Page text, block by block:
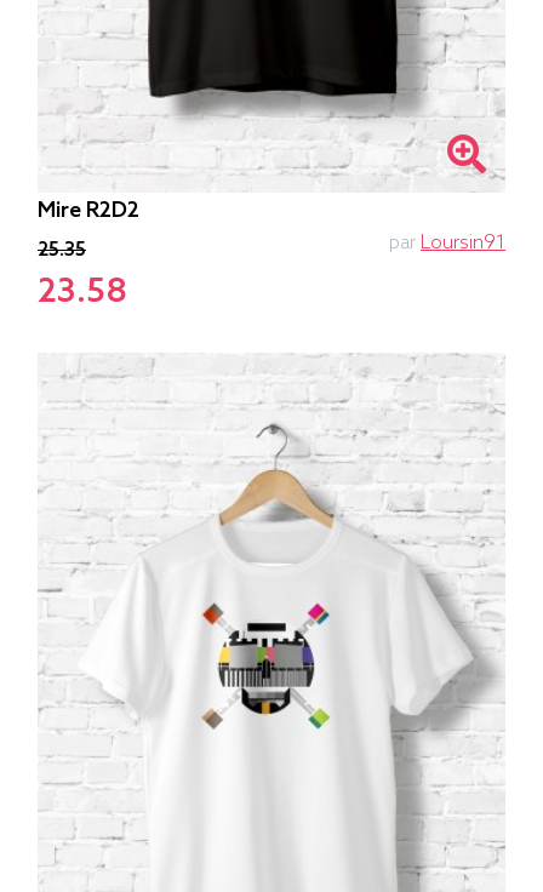
Mire R2D2
25.35
23.58
par Loursin91